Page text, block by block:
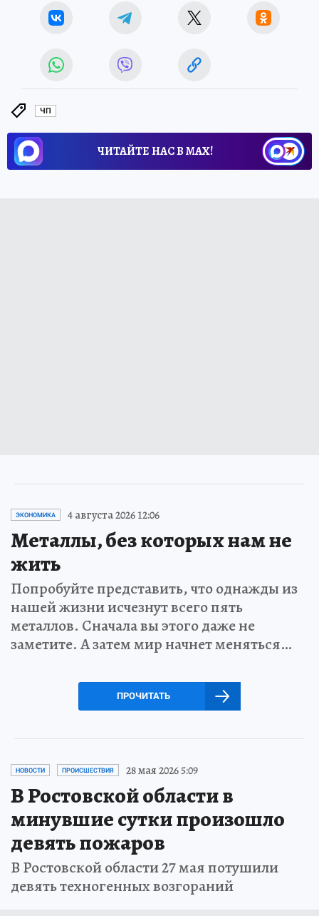
ЧП
ЧИТАЙТЕ НАС В МАХ!
ЭКОНОМИКА 4 августа 2026 12:06
Металлы, без которых нам не
жить
Попробуйте представить, что однажды из
нашей жизни исчезнут всего пять
металлов. Сначала вы этого даже не
заметите. А затем мир начнет меняться…
ПРОЧИТАТЬ
НОВОСТИ ПРОИСШЕСТВИЯ 28 мая 2026 5:09
В Ростовской области в
минувшие сутки произошло
девять пожаров
В Ростовской области 27 мая потушили
девять техногенных возгораний